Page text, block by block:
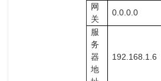
网
关
0.0.0.0
服
务
器
地
192.168.1.6